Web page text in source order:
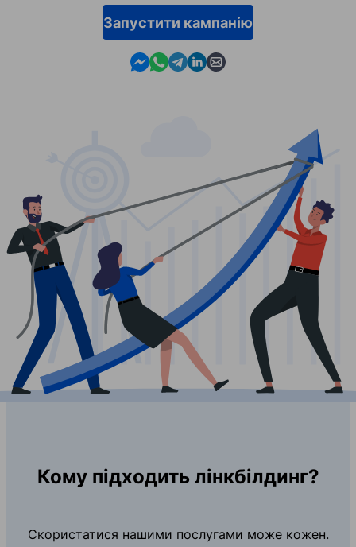
Запустити кампанію
Contact us in Messenger
Contact us in WhatsApp
Contact us in Telegram
Contact us in Linkedin
Contact us by email
Кому підходить лінкбілдинг?
Скористатися нашими послугами може кожен.